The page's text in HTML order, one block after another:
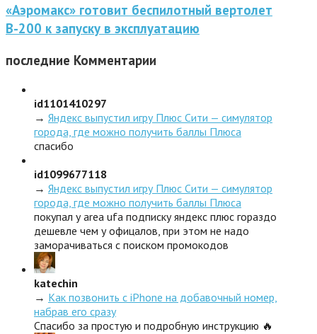
«Аэромакс» готовит беспилотный вертолет
В-200 к запуску в эксплуатацию
последние Комментарии
id1101410297
→ Яндекс выпустил игру Плюс Сити — симулятор
города, где можно получить баллы Плюса
спасибо
id1099677118
→ Яндекс выпустил игру Плюс Сити — симулятор
города, где можно получить баллы Плюса
покупал у area ufa подписку яндекс плюс гораздо
дешевле чем у офицалов, при этом не надо
заморачиваться с поиском промокодов
katechin
→ Как позвонить с iPhone на добавочный номер,
набрав его сразу
Спасибо за простую и подробную инструкцию 🔥